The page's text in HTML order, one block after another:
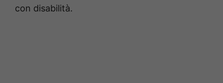
con disabilità.